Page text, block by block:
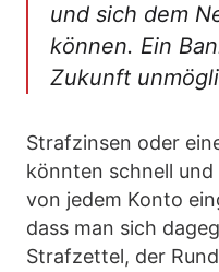
und sich dem
können. Ein
Zukunft
Strafzinsen oder
könnten schnell
von jedem Konto
dass man sich
Strafzettel, der